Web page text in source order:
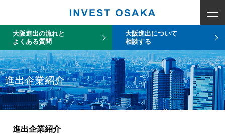
大阪進出の流れと
よくある質問
大阪進出について
相談する
進出企業紹介
進出企業紹介